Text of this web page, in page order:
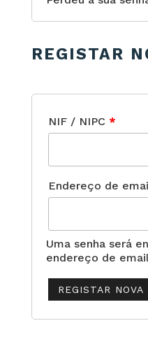
REGISTAR
NIF / NIPC *
Endereço de
Uma senha será
endereço de
REGISTAR NOVA